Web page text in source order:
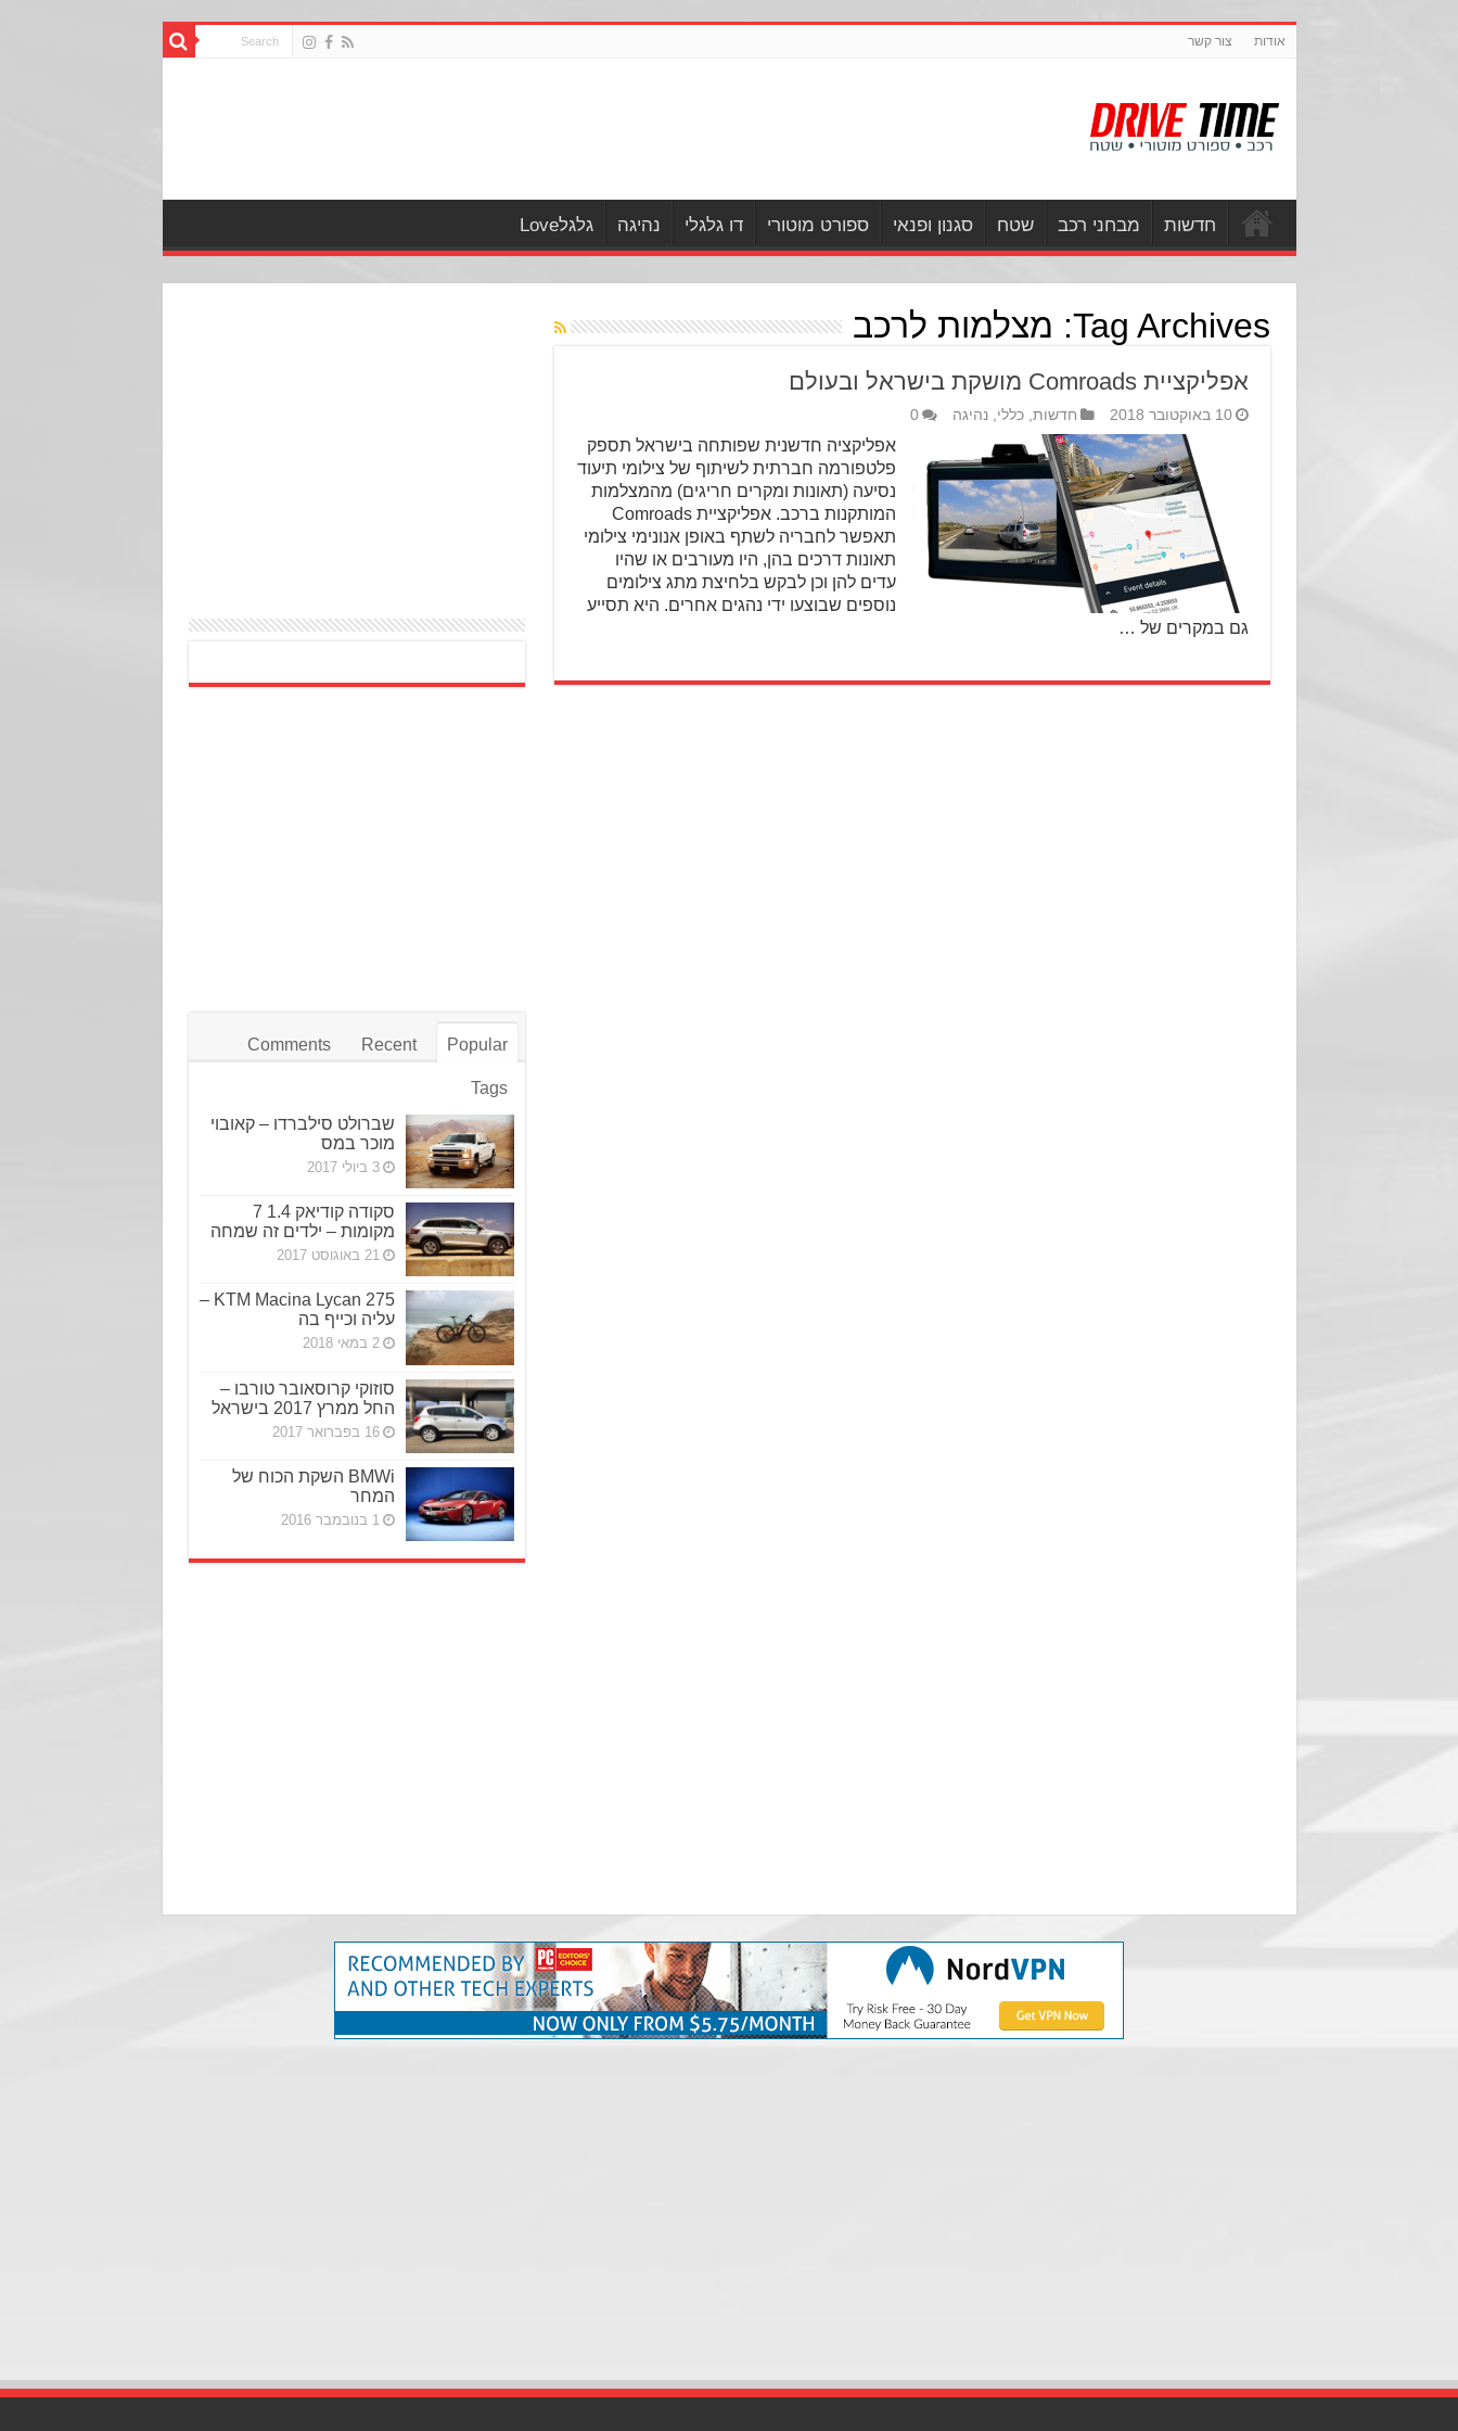
אודות צור קשר
חדשות מבחני רכב שטח סגנון ופנאי ספורט מוטורי דו גלגלי נהיגה גלגלLove
Tag Archives: מצלמות לרכב
אפליקציית Comroads מושקת בישראל ובעולם
10 באוקטובר 2018 חדשות,כללי,נהיגה 0
אפליקציה חדשנית שפותחה בישראל תספק
פלטפורמה חברתית לשיתוף של צילומי תיעוד
נסיעה (תאונות ומקרים חריגים) מהמצלמות
המותקנות ברכב. אפליקציית Comroads
תאפשר לחבריה לשתף באופן אנונימי צילומי
תאונות דרכים בהן, היו מעורבים או שהיו
עדים להן וכן לבקש בלחיצת מתג צילומים
נוספים שבוצעו ידי נהגים אחרים. היא תסייע
גם במקרים של …
Popular
Recent
Comments
Tags
שברולט סילברדו – קאובוי
מוכר במס
3 ביולי 2017
סקודה קודיאק 1.4 7
מקומות – ילדים זה שמחה
21 באוגוסט 2017
KTM Macina Lycan 275 –
עליה וכייף בה
2 במאי 2018
סוזוקי קרוסאובר טורבו –
החל ממרץ 2017 בישראל
16 בפברואר 2017
BMWi השקת הכוח של
המחר
1 בנובמבר 2016